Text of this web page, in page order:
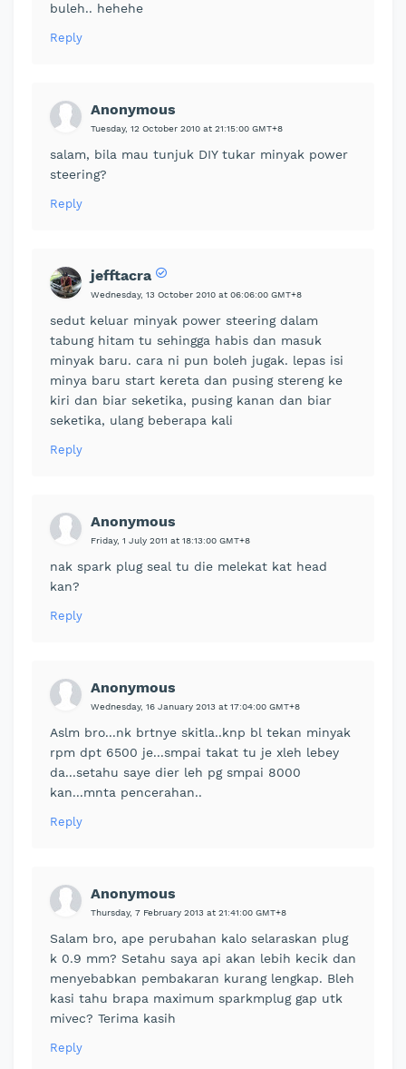
buleh.. hehehe
Reply
Anonymous
Tuesday, 12 October 2010 at 21:15:00 GMT+8
salam, bila mau tunjuk DIY tukar minyak power
steering?
Reply
jefftacra
Wednesday, 13 October 2010 at 06:06:00 GMT+8
sedut keluar minyak power steering dalam
tabung hitam tu sehingga habis dan masuk
minyak baru. cara ni pun boleh jugak. lepas isi
minya baru start kereta dan pusing stereng ke
kiri dan biar seketika, pusing kanan dan biar
seketika, ulang beberapa kali
Reply
Anonymous
Friday, 1 July 2011 at 18:13:00 GMT+8
nak spark plug seal tu die melekat kat head
kan?
Reply
Anonymous
Wednesday, 16 January 2013 at 17:04:00 GMT+8
Aslm bro...nk brtnye skitla..knp bl tekan minyak
rpm dpt 6500 je...smpai takat tu je xleh lebey
da...setahu saye dier leh pg smpai 8000
kan...mnta pencerahan..
Reply
Anonymous
Thursday, 7 February 2013 at 21:41:00 GMT+8
Salam bro, ape perubahan kalo selaraskan plug
k 0.9 mm? Setahu saya api akan lebih kecik dan
menyebabkan pembakaran kurang lengkap. Bleh
kasi tahu brapa maximum sparkmplug gap utk
mivec? Terima kasih
Reply